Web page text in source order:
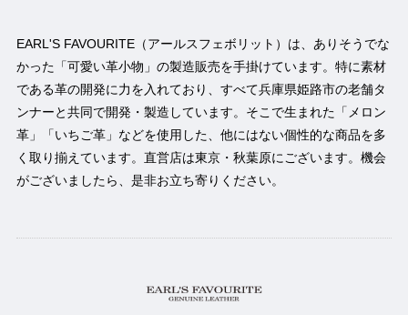
EARL'S FAVOURITE（アールスフェボリット）は、ありそうでな
かった「可愛い革小物」の製造販売を手掛けています。特に素材
である革の開発に力を入れており、すべて兵庫県姫路市の老舗タ
ンナーと共同で開発・製造しています。そこで生まれた「メロン
革」「いちご革」などを使用した、他にはない個性的な商品を多
く取り揃えています。直営店は東京・秋葉原にございます。機会
がございましたら、是非お立ち寄りください。